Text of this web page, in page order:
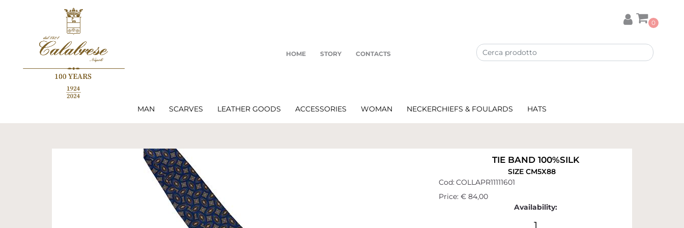
HOME STORY CONTACTS
0
MAN SCARVES LEATHER GOODS ACCESSORIES WOMAN NECKERCHIEFS & FOULARDS HATS
TIE BAND 100%SILK
SIZE CM5X88
Cod:COLLAPR11111601
Price: € 84,00
Availability: